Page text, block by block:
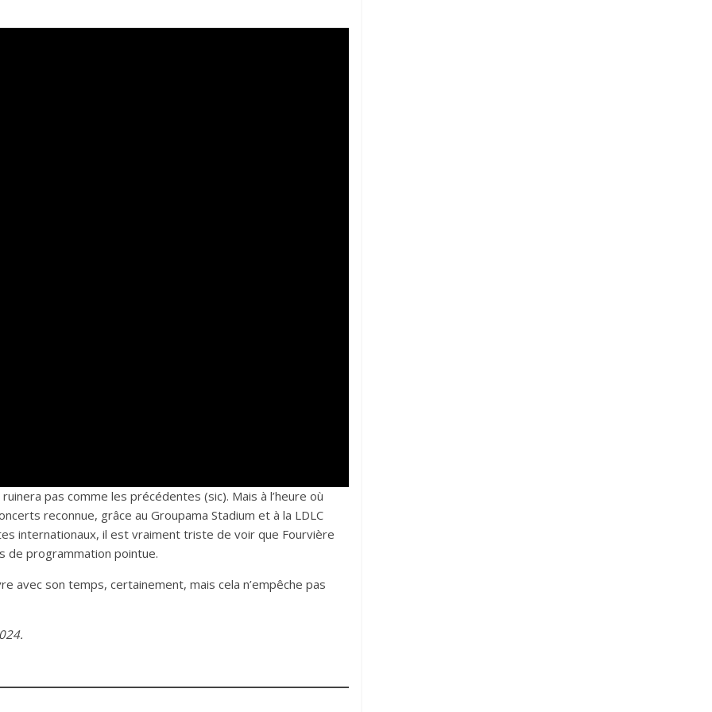
pas comme les précédentes (sic). Mais à l’heure où
reconnue, grâce au Groupama Stadium et à la LDLC
internationaux, il est vraiment triste de voir que Fourvière
de programmation pointue.
avec son temps, certainement, mais cela n’empêche pas